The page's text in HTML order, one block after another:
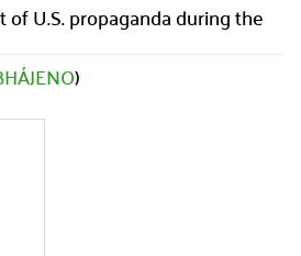
U.S. propaganda during the
)